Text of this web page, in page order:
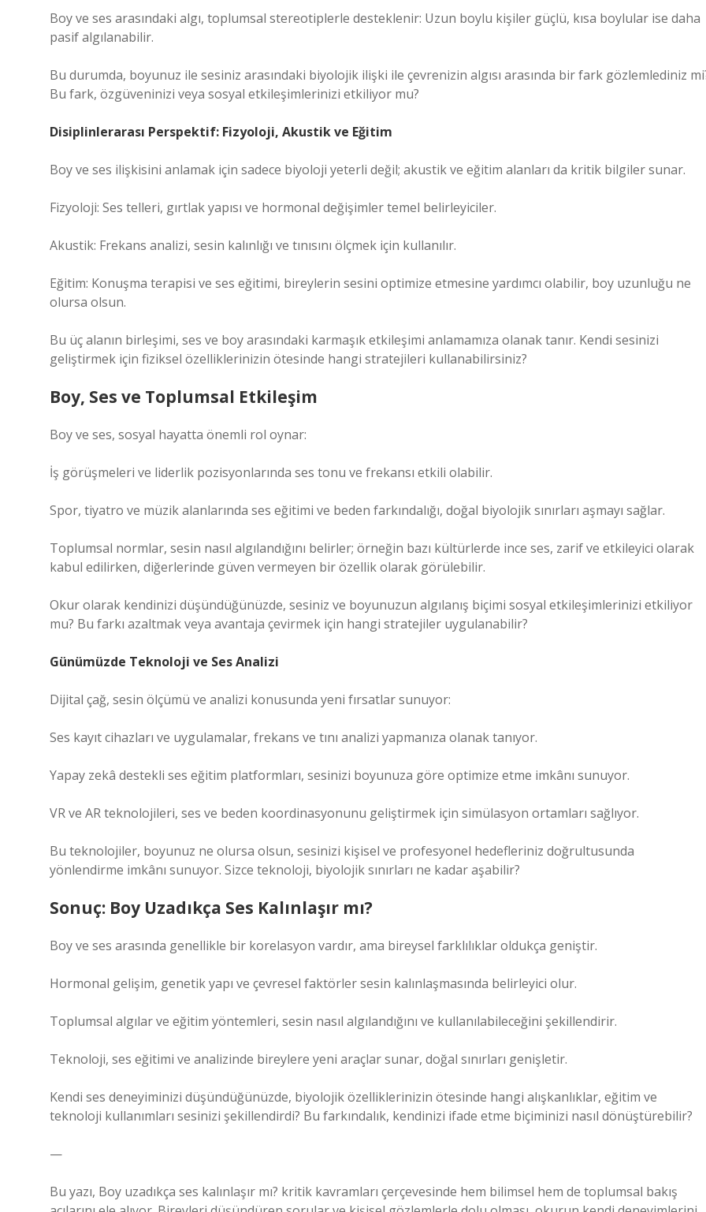
Boy ve ses arasındaki algı, toplumsal stereotiplerle desteklenir: Uzun boylu kişiler güçlü, kısa boylular ise daha
pasif algılanabilir.
Bu durumda, boyunuz ile sesiniz arasındaki biyolojik ilişki ile çevrenizin algısı arasında bir fark gözlemlediniz
Bu fark, özgüveninizi veya sosyal etkileşimlerinizi etkiliyor mu?
Disiplinlerarası Perspektif: Fizyoloji, Akustik ve Eğitim
Boy ve ses ilişkisini anlamak için sadece biyoloji yeterli değil; akustik ve eğitim alanları da kritik bilgiler sunar.
Fizyoloji: Ses telleri, gırtlak yapısı ve hormonal değişimler temel belirleyiciler.
Akustik: Frekans analizi, sesin kalınlığı ve tınısını ölçmek için kullanılır.
Eğitim: Konuşma terapisi ve ses eğitimi, bireylerin sesini optimize etmesine yardımcı olabilir, boy uzunluğu ne
olursa olsun.
Bu üç alanın birleşimi, ses ve boy arasındaki karmaşık etkileşimi anlamamıza olanak tanır. Kendi sesinizi
geliştirmek için fiziksel özelliklerinizin ötesinde hangi stratejileri kullanabilirsiniz?
Boy, Ses ve Toplumsal Etkileşim
Boy ve ses, sosyal hayatta önemli rol oynar:
İş görüşmeleri ve liderlik pozisyonlarında ses tonu ve frekansı etkili olabilir.
Spor, tiyatro ve müzik alanlarında ses eğitimi ve beden farkındalığı, doğal biyolojik sınırları aşmayı sağlar.
Toplumsal normlar, sesin nasıl algılandığını belirler; örneğin bazı kültürlerde ince ses, zarif ve etkileyici olarak
kabul edilirken, diğerlerinde güven vermeyen bir özellik olarak görülebilir.
Okur olarak kendinizi düşündüğünüzde, sesiniz ve boyunuzun algılanış biçimi sosyal etkileşimlerinizi etkiliyor
mu? Bu farkı azaltmak veya avantaja çevirmek için hangi stratejiler uygulanabilir?
Günümüzde Teknoloji ve Ses Analizi
Dijital çağ, sesin ölçümü ve analizi konusunda yeni fırsatlar sunuyor:
Ses kayıt cihazları ve uygulamalar, frekans ve tını analizi yapmanıza olanak tanıyor.
Yapay zekâ destekli ses eğitim platformları, sesinizi boyunuza göre optimize etme imkânı sunuyor.
VR ve AR teknolojileri, ses ve beden koordinasyonunu geliştirmek için simülasyon ortamları sağlıyor.
Bu teknolojiler, boyunuz ne olursa olsun, sesinizi kişisel ve profesyonel hedefleriniz doğrultusunda
yönlendirme imkânı sunuyor. Sizce teknoloji, biyolojik sınırları ne kadar aşabilir?
Sonuç: Boy Uzadıkça Ses Kalınlaşır mı?
Boy ve ses arasında genellikle bir korelasyon vardır, ama bireysel farklılıklar oldukça geniştir.
Hormonal gelişim, genetik yapı ve çevresel faktörler sesin kalınlaşmasında belirleyici olur.
Toplumsal algılar ve eğitim yöntemleri, sesin nasıl algılandığını ve kullanılabileceğini şekillendirir.
Teknoloji, ses eğitimi ve analizinde bireylere yeni araçlar sunar, doğal sınırları genişletir.
Kendi ses deneyiminizi düşündüğünüzde, biyolojik özelliklerinizin ötesinde hangi alışkanlıklar, eğitim ve
teknoloji kullanımları sesinizi şekillendirdi? Bu farkındalık, kendinizi ifade etme biçiminizi nasıl dönüştürebilir?
—
Bu yazı, Boy uzadıkça ses kalınlaşır mı? kritik kavramları çerçevesinde hem bilimsel hem de toplumsal bakış